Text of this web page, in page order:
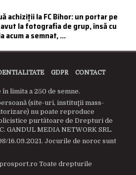
achiziții la FC Bihor: un portar pe
la fotografia de grup, însă cu
acum a semnat, ...
GDPR CONTACT
limita a 250 de semne.
(site-uri, instituţii mass-
nu poate reproduce
purtătoare de Drepturi de
GANDUL MEDIA NETWORK SRL.
16.09.2021. Jocurile de noroc sunt
Toate drepturile